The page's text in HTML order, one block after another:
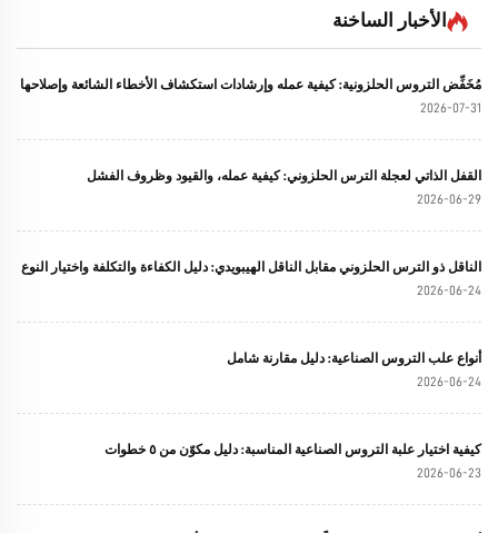
الأخبار الساخنة
مُخَفِّض التروس الحلزونية: كيفية عمله وإرشادات استكشاف الأخطاء الشائعة وإصلاحها
2026-07-31
القفل الذاتي لعجلة الترس الحلزوني: كيفية عمله، والقيود وظروف الفشل
2026-06-29
الناقل ذو الترس الحلزوني مقابل الناقل الهيبويدي: دليل الكفاءة والتكلفة واختيار النوع
2026-06-24
أنواع علب التروس الصناعية: دليل مقارنة شامل
2026-06-24
كيفية اختيار علبة التروس الصناعية المناسبة: دليل مكوّن من ٥ خطوات
2026-06-23